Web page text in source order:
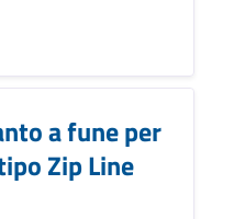
a fune per
Zip Line